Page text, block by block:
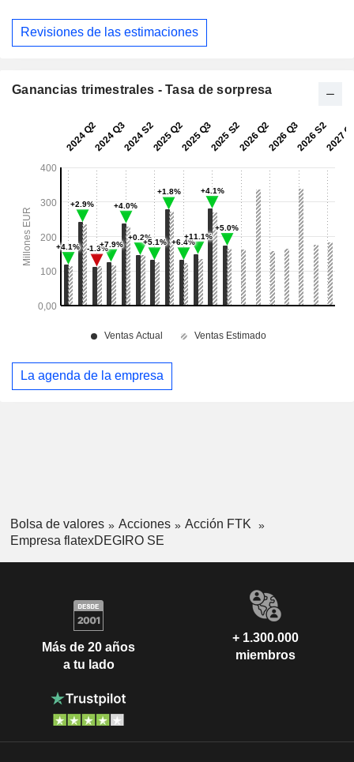
Revisiones de las estimaciones
Ganancias trimestrales - Tasa de sorpresa
La agenda de la empresa
Bolsa de valores Acciones
Acción FTK
Empresa flatexDEGIRO SE
Más de 20 años
a tu lado
+ 1.300.000
miembros